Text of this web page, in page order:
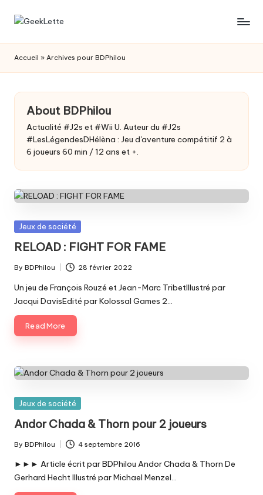
Skip
G
e
e
k
t
e
les
de
société
Accueil » Archives pour BDPhilou
About BDPhilou
Actualité #J2s et #Wii U. Auteur du #J2s
#LesLégendesDHélèna : Jeu d'aventure compétitif 2 à
6 joueurs 60 min / 12 ans et +.
Posted
Jeux de société
RELOAD : FIGHT FOR FAME
Posted
by
By BDPhilou 28 février 2022
Un jeu de François Rouzé et Jean-Marc TribetIllustré par
Jacqui DavisEdité par Kolossal Games 2…
Read More
Posted
Jeux de société
Andor Chada & Thorn pour 2 joueurs
Posted
by
By BDPhilou 4 septembre 2016
►►► Article écrit par BDPhilou Andor Chada & Thorn De
Gerhard Hecht Illustré par Michael Menzel…